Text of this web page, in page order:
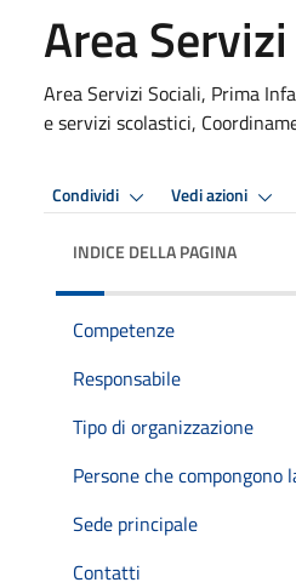
Area
Area Servizi Sociali, Prima
e servizi scolastici,
Condividi Vedi azioni
INDICE DELLA PAGINA
Competenze
Responsabile
Tipo di organizzazione
Persone che
Sede principale
Contatti